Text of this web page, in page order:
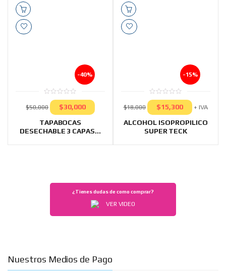
-40%
out
of
$50,000 $30,000
TAPABOCAS
DESECHABLE 3 CAPAS...
-15%
0
out
$18,000 $15,300 + IVA
ALCOHOL ISOPROPILICO
SUPER TECK
¿Tienes dudas de como comprar?
VER VIDEO
Nuestros Medios de Pago